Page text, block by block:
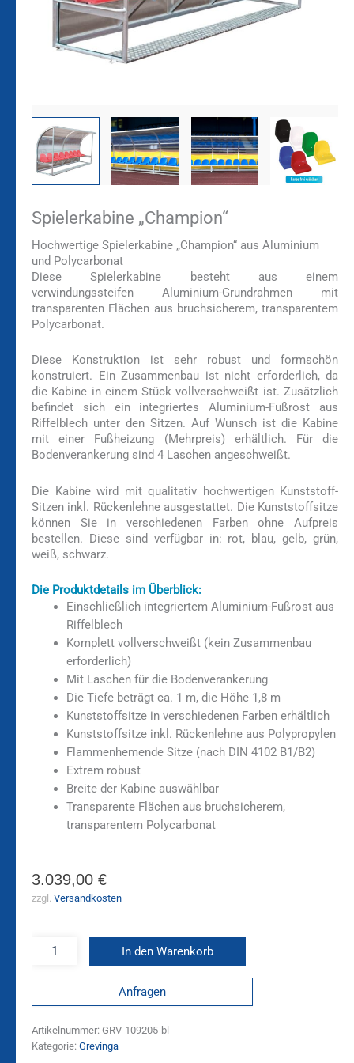
Spielerkabine „Champion“
Hochwertige Spielerkabine „Champion“ aus Aluminium
und Polycarbonat
Diese Spielerkabine besteht aus einem
verwindungssteifen Aluminium-Grundrahmen mit
transparenten Flächen aus bruchsicherem, transparentem
Polycarbonat.
Diese Konstruktion ist sehr robust und formschön
konstruiert. Ein Zusammenbau ist nicht erforderlich, da
die Kabine in einem Stück vollverschweißt ist. Zusätzlich
befindet sich ein integriertes Aluminium-Fußrost aus
Riffelblech unter den Sitzen. Auf Wunsch ist die Kabine
mit einer Fußheizung (Mehrpreis) erhältlich. Für die
Bodenverankerung sind 4 Laschen angeschweißt.
Die Kabine wird mit qualitativ hochwertigen Kunststoff-
Sitzen inkl. Rückenlehne ausgestattet. Die Kunststoffsitze
können Sie in verschiedenen Farben ohne Aufpreis
bestellen. Diese sind verfügbar in: rot, blau, gelb, grün,
weiß, schwarz.
Die Produktdetails im Überblick:
Einschließlich integriertem Aluminium-Fußrost aus
Riffelblech
Komplett vollverschweißt (kein Zusammenbau
erforderlich)
Mit Laschen für die Bodenverankerung
Die Tiefe beträgt ca. 1 m, die Höhe 1,8 m
Kunststoffsitze in verschiedenen Farben erhältlich
Kunststoffsitze inkl. Rückenlehne aus Polypropylen
Flammenhemende Sitze (nach DIN 4102 B1/B2)
Extrem robust
Breite der Kabine auswählbar
Transparente Flächen aus bruchsicherem,
transparentem Polycarbonat
3.039,00 €
zzgl. Versandkosten
In den Warenkorb
Anfragen
Artikelnummer: GRV-109205-bl
Kategorie: Grevinga